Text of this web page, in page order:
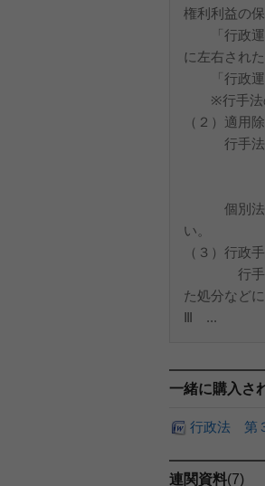
権利利益の
「行政運営
に左右され
「行政運
※行手法の
（２）適用
行手法3
4
13条
個別法に
い。
（３）行政
行手法46
た処分など
Ⅲ ...
一緒に購入さ
行政法 第
連関資料(7)